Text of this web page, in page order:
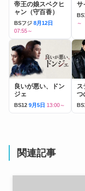
帝王の娘スベクヒ
ャン（守百香）
BSフジ 8月12日
07:55～
サ
～
良いが悪い、ドン
ジェ
BS12 9月5日 13:00～
ス
つ
関連記事